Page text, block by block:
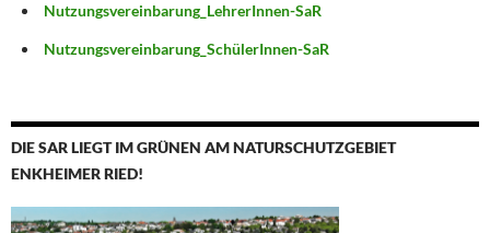
Nutzungsvereinbarung_LehrerInnen-SaR
Nutzungsvereinbarung_SchülerInnen-SaR
DIE SAR LIEGT IM GRÜNEN AM NATURSCHUTZGEBIET
ENKHEIMER RIED!